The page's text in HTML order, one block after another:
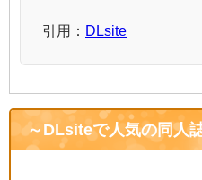
引用： DLsite
～DLsiteで人気の同人